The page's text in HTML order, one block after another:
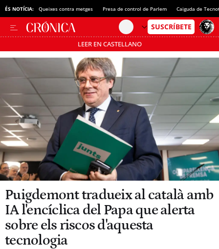
ÉS NOTÍCIA: Queixes contra metges Presa de control de Parlem Caiguda de
LEER EN CASTELLANO
Passa’t al mode estalvi
Puigdemont tradueix al català amb
IA l'encíclica del Papa que alerta
sobre els riscos d'aquesta
tecnologia